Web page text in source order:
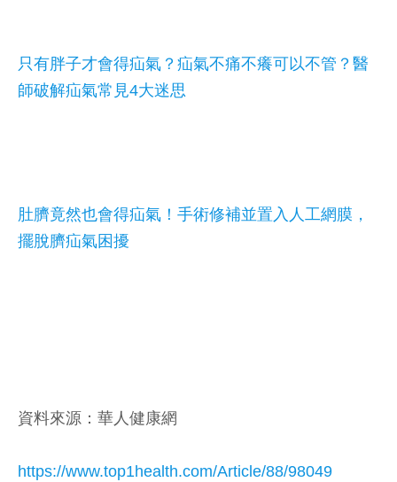
只有胖子才會得疝氣？疝氣不痛不癢可以不管？醫
師破解疝氣常見4大迷思
肚臍竟然也會得疝氣！手術修補並置入人工網膜，
擺脫臍疝氣困擾
資料來源：華人健康網
https://www.top1health.com/Article/88/98049